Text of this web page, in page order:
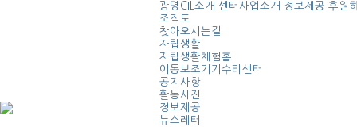
광명CIL소개 센터사업소개 정보제공 후원
조직도
찾아오시는길
자립생활
자립생활체험홈
이동보조기기수리센터
공지사항
활동사진
정보제공
뉴스레터